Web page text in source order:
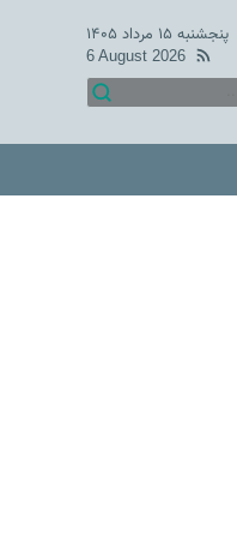
پنجشنبه ۱۵ مرداد ۱۴۰۵
6 August 2026